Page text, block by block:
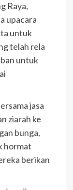
Raya,
upacara
untuk
telah rela
untuk
jasa
ziarah ke
bunga,
hormat
berikan